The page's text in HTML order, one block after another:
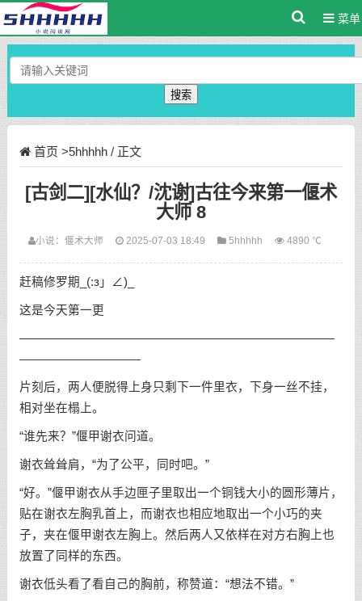
菜单
搜索
首页 >5hhhhh/ 正文
[古剑二][水仙？/沈谢]古往今来第一偃术
大师 8
小说： 偃术大师 2025-07-03 18:49 5hhhhh 4890 ℃
赶稿修罗期_(:з」∠)_
这是今天第一更
——————————————————————————
——————————
片刻后，两人便脱得上身只剩下一件里衣，下身一丝不挂，
相对坐在榻上。
“谁先来？”偃甲谢衣问道。
谢衣耸耸肩，“为了公平，同时吧。”
“好。”偃甲谢衣从手边匣子里取出一个铜钱大小的圆形薄片，
贴在谢衣左胸乳首上，而谢衣也相应地取出一个小巧的夹
子，夹在偃甲谢衣左胸上。然后两人又依样在对方右胸上也
放置了同样的东西。
谢衣低头看了看自己的胸前，称赞道：“想法不错。”